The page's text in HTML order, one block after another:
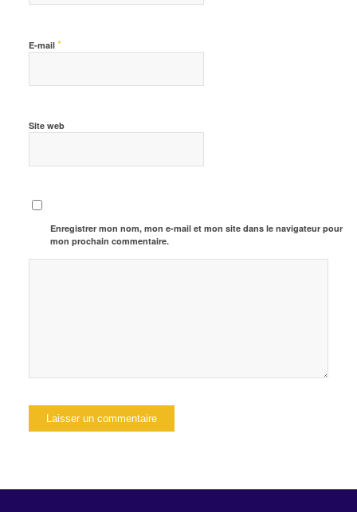
E-mail *
Site web
Enregistrer mon nom, mon e-mail et mon site dans le navigateur pour
mon prochain commentaire.